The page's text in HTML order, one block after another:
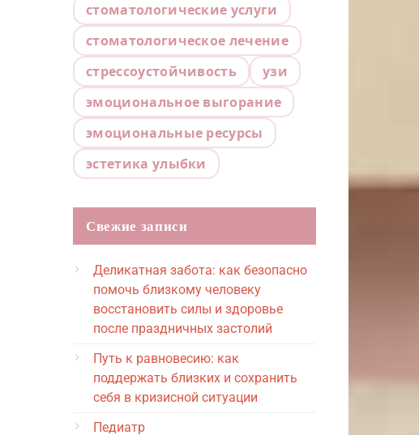
стоматологические услуги
стоматологическое лечение
стрессоустойчивость
узи
эмоциональное выгорание
эмоциональные ресурсы
эстетика улыбки
Свежие записи
Деликатная забота: как безопасно
помочь близкому человеку
восстановить силы и здоровье
после праздничных застолий
Путь к равновесию: как
поддержать близких и сохранить
себя в кризисной ситуации
Педиатр